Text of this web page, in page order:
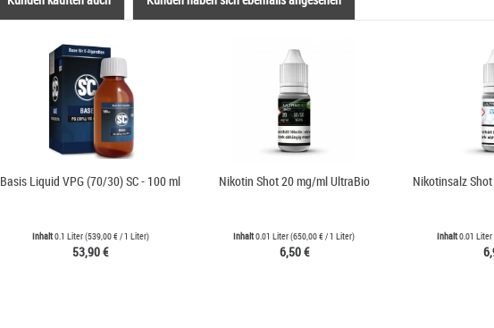
Basis Liquid VPG (70/30) SC - 100 ml
Inhalt0.1 Liter(539,00 € / 1 Liter)
53,90 €
Nikotin Shot 20 mg/ml UltraBio
Inhalt0.01 Liter(650,00 € / 1 Liter)
6,50 €
Nikotinsalz
Inhalt0.01 Liter